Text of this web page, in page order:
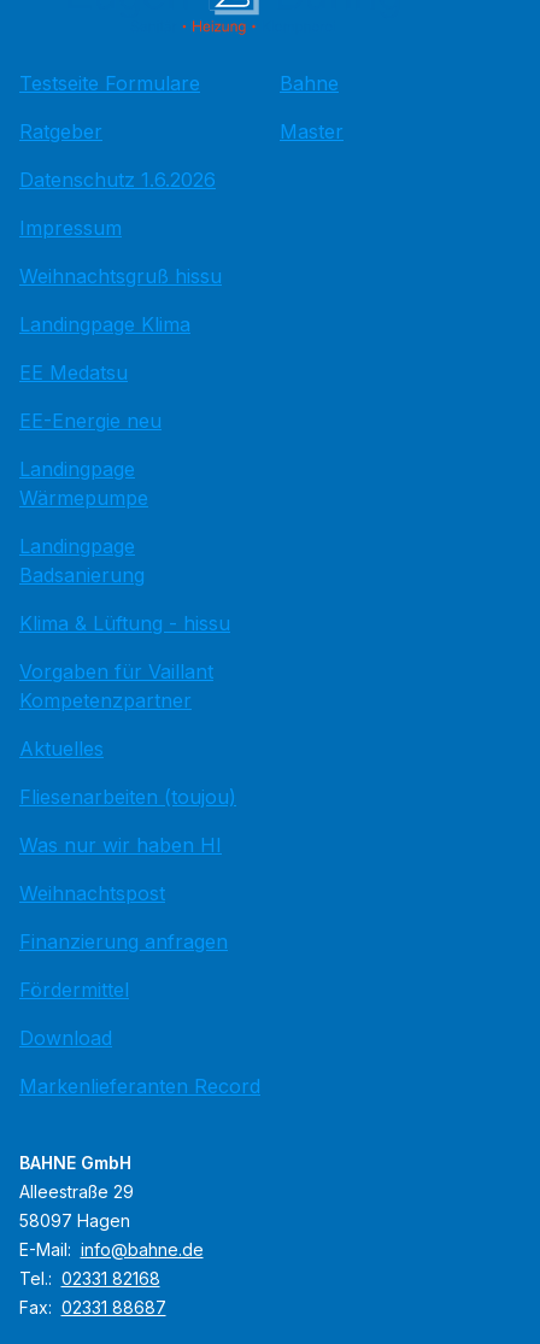
Testseite Formulare
Ratgeber
Datenschutz 1.6.2026
Impressum
Weihnachtsgruß hissu
Landingpage Klima
EE Medatsu
EE-Energie neu
Landingpage
Wärmepumpe
Landingpage
Badsanierung
Klima & Lüftung - hissu
Vorgaben für Vaillant
Kompetenzpartner
Aktuelles
Fliesenarbeiten (toujou)
Was nur wir haben HI
Weihnachtspost
Finanzierung anfragen
Fördermittel
Download
Markenlieferanten Record
Bahne
Master
BAHNE GmbH
Alleestraße 29
58097 Hagen
E-Mail: info@bahne.de
Tel.: 02331 82168
Fax: 02331 88687